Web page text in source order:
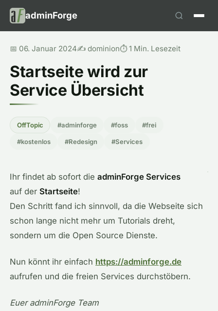
adminForge
📅 06. Januar 2024✍️ dominion⏱️ 1 Min. Lesezeit
Startseite wird zur
Service Übersicht
OffTopic #adminforge #foss #frei
#kostenlos #Redesign #Services
Ihr findet ab sofort die adminForge Services
auf der Startseite!
Den Schritt fand ich sinnvoll, da die Webseite sich
schon lange nicht mehr um Tutorials dreht,
sondern um die Open Source Dienste.
Nun könnt ihr einfach https://adminforge.de
aufrufen und die freien Services durchstöbern.
Euer adminForge Team